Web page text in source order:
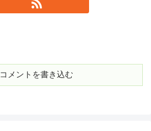
コメントを書き込む